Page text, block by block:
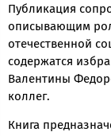
Публикация
описывающим
отечественной
содержатся
Валентины
коллег.
Книга